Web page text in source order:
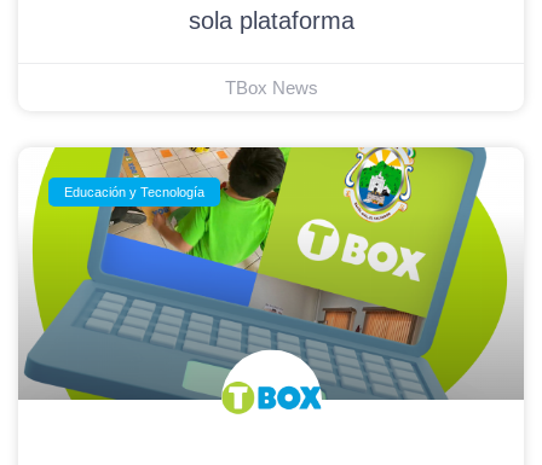
sola plataforma
TBox News
Educación y Tecnología